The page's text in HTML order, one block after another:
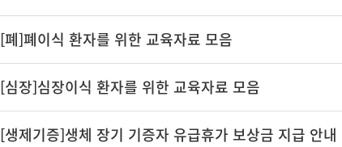
[폐]폐이식 환자를 위한 교육자료 모음
[심장]심장이식 환자를 위한 교육자료 모음
[생제기증]생체 장기 기증자 유급휴가 보상금 지급 안내